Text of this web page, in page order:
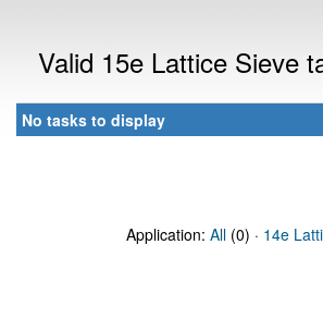
Valid 15e Lattice Sieve
No tasks to display
Application: All (0) · 14e